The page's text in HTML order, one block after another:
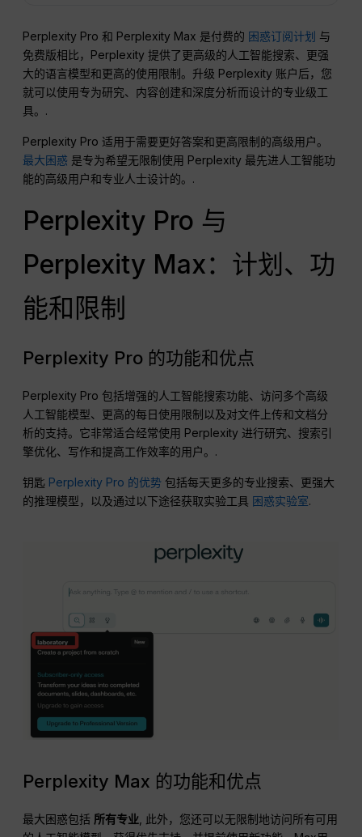
Perplexity Pro 和 Perplexity Max 是付费的 困惑订阅计划 与
免费版相比，Perplexity 提供了更高级的人工智能搜索、更强
大的语言模型和更高的使用限制。升级 Perplexity 账户后，您
就可以使用专为研究、内容创建和深度分析而设计的专业级工
具。.
Perplexity Pro 适用于需要更好答案和更高限制的高级用户。
最大困惑 是专为希望无限制使用 Perplexity 最先进人工智能功
能的高级用户和专业人士设计的。.
Perplexity Pro 与
Perplexity Max：计划、功
能和限制
Perplexity Pro 的功能和优点
Perplexity Pro 包括增强的人工智能搜索功能、访问多个高级
人工智能模型、更高的每日使用限制以及对文件上传和文档分
析的支持。它非常适合经常使用 Perplexity 进行研究、搜索引
擎优化、写作和提高工作效率的用户。.
钥匙 Perplexity Pro 的优势 包括每天更多的专业搜索、更强大
的推理模型，以及通过以下途径获取实验工具 困惑实验室.
Perplexity Max 的功能和优点
最大困惑包括 所有专业 , 此外，您还可以无限制地访问所有可用